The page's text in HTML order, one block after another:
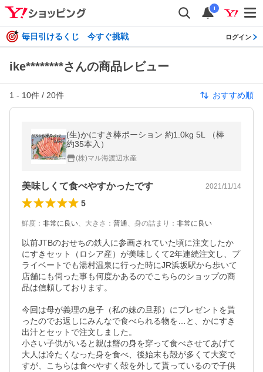
i
毎日引けるくじ 今すぐ挑戦 ログイン
ike********さんの商品レビュー
1 - 10件 / 20件 おすすめ順
(生)かにすき棒ポーション 約1.0kg 5L （棒
約35本入）
(株)マル海渡辺水産
美味しくて食べやすかったです 2021/11/14
5
鮮度 ： 非常に良い、 大きさ ： 普通、 身の詰まり ： 非常に良い
以前JTBのおせちの鉄人に参画されていた頃に注文したか
にすきセット（ロシア産）が美味しくて2年連続注文し、プ
ライベートでも湯村温泉に行った時にJR浜坂駅から歩いて
店舗にも伺った事も何度かあるのでこちらのショップの商
品は信頼しております。
今回は母が義理の息子（私の妹の旦那）にプレゼントを貰
ったのでお返しにみんなで食べられる物を…と、かにすき
出汁とセットで注文しました。
小さい子供がいると親は蟹の身を穿って食べさせてあげて
大人は冷たくなった身を食べ、後始末も殻が多くて大変で
すが、こちらは食べやすく殻を外して貰っているので子供